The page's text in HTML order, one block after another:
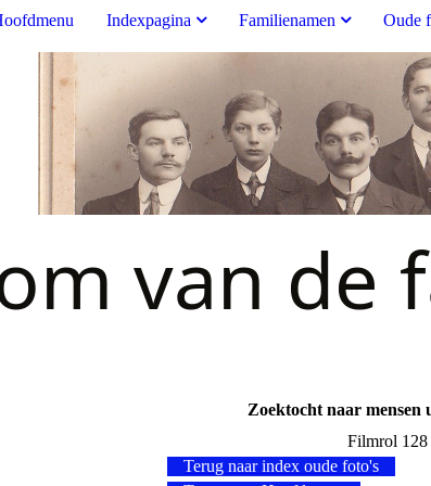
Indexpagina Familienamen Oude
van de
Zoektocht naar mensen
Filmrol 128
Terug naar index oude foto's